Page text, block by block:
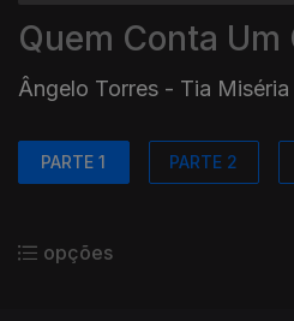
Quem Conta Um
Ângelo Torres - Tia Miséria
PARTE 1 PARTE 2
opções